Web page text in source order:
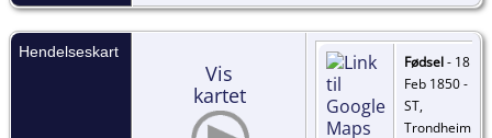
Hendelseskart
Vis
kartet
Fødsel- 18
Feb 1850 -
ST,
Trondheim